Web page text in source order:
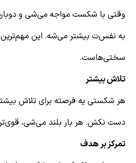
وقتی با شکست مواجه می‌شی و
به نفس‌ت بیشتر می‌شه. این مهم‌ترین
سختی‌هاست.
تلاش بیشتر
هر شکستی یه فرصته برای تلاش
دست نکش. هر بار بلند می‌شی،
تمرکز بر هدف